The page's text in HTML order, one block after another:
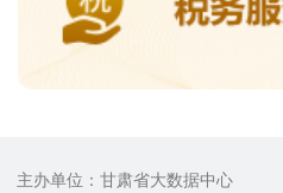
主办单位：甘肃省大数据中心